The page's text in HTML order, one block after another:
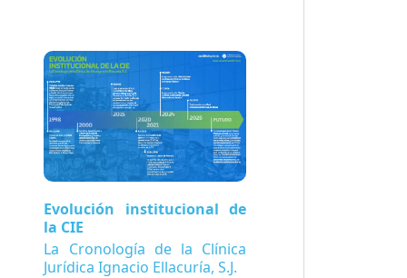
Evolución institucional de
la CIE
La Cronología de la Clínica
Jurídica Ignacio Ellacuría, S.J.